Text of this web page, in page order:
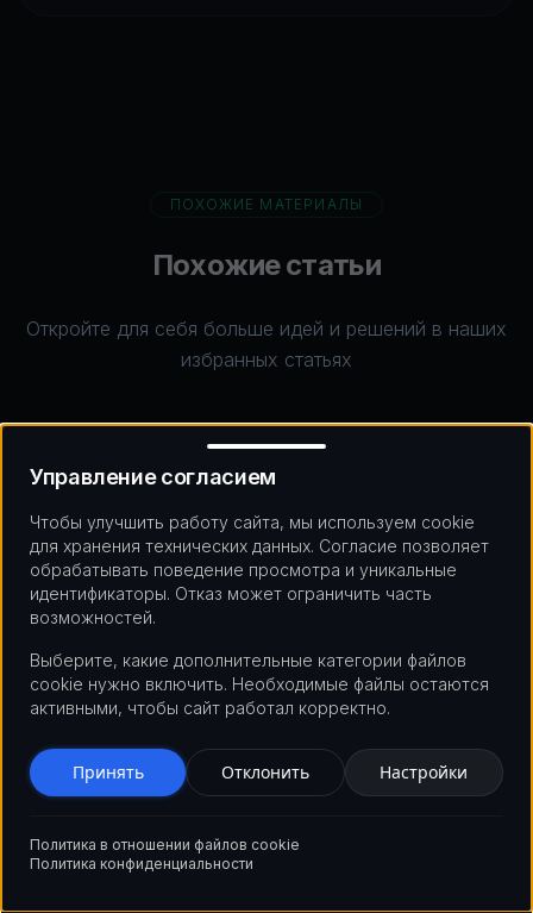
ПОХОЖИЕ МАТЕРИАЛЫ
Похожие статьи
Откройте для себя больше идей и решений в наших
избранных статьях
13 мая 2026 г. 11 мин
Понимание токенизации как основы
современных платформ обмена
криптовалютами
криптовалютные биржи, выходя за рамки
традиционной торговли, позволяя поддерживать
разные активы, повышать ликвидность и открывать
блокчейна.
Создание успешных криптовалютных
токенов: полное руководство по
Управление согласием
Управление согласием
Чтобы улучшить работу сайта, мы используем cookie
для хранения технических данных. Согласие позволяет
обрабатывать поведение просмотра и уникальные
идентификаторы. Отказ может ограничить часть
возможностей.
Выберите, какие дополнительные категории файлов
cookie нужно включить. Необходимые файлы остаются
активными, чтобы сайт работал корректно.
Принять Отклонить Настройки
Политика в отношении файлов cookie
Политика конфиденциальности